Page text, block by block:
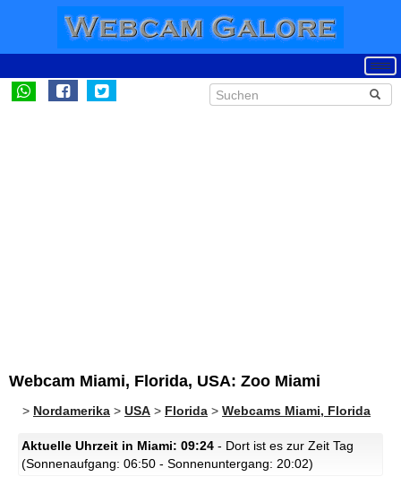
Webcam Miami, Florida, USA: Zoo Miami
> Nordamerika > USA > Florida > Webcams Miami, Florida
Aktuelle Uhrzeit in Miami: 09:24 - Dort ist es zur Zeit Tag
(Sonnenaufgang: 06:50 - Sonnenuntergang: 20:02)